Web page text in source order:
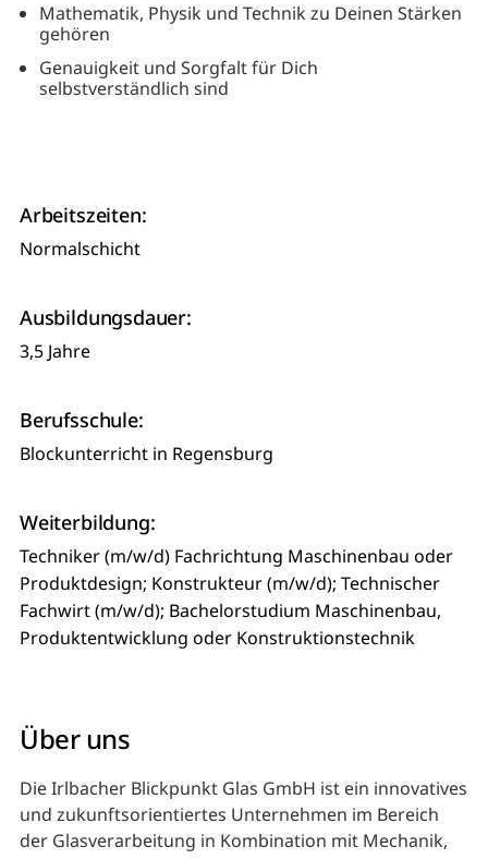
Mathematik, Physik und Technik zu Deinen Stärken
gehören
Genauigkeit und Sorgfalt für Dich
selbstverständlich sind
Arbeitszeiten:
Normalschicht
Ausbildungsdauer:
3,5 Jahre
Berufsschule:
Blockunterricht in Regensburg
Weiterbildung:
Techniker (m/w/d) Fachrichtung Maschinenbau oder
Produktdesign; Konstrukteur (m/w/d); Technischer
Fachwirt (m/w/d); Bachelorstudium Maschinenbau,
Produktentwicklung oder Konstruktionstechnik
Über uns
Die Irlbacher Blickpunkt Glas GmbH ist ein innovatives
und zukunftsorientiertes Unternehmen im Bereich
der Glasverarbeitung in Kombination mit Mechanik,